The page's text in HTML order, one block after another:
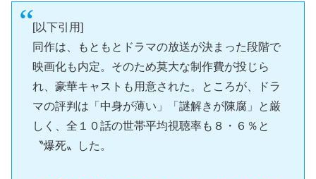
[以下引用]
同作は、もともとドラマの放送が決まった段階で
映画化も内定。そのため莫大な制作費が投じら
れ、豪華キャストも用意された。ところが、ドラ
マの評判は「中身が薄い」「謎解きが陳腐」と厳
しく、全１０話の世帯平均視聴率も８・６％と
〝爆死〟した。